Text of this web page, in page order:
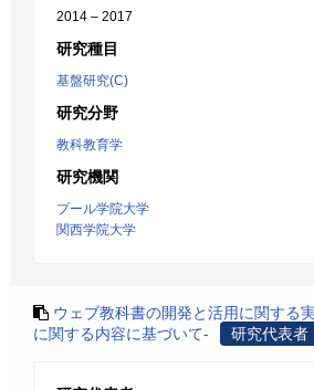
2014 – 2017
研究種目
基盤研究(C)
研究分野
教科教育学
研究機関
プール学院大学
関西学院大学
ウェブ教科書の開発と活用に関する
に関する内容に基づいて-
研究代表者